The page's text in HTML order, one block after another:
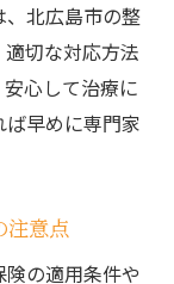
、北広島市の整
切な対応方法
心して治療に
早めに専門家
注意点
の適用条件や